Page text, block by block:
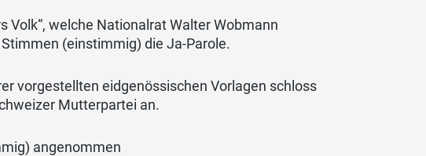
Volk“, welche Nationalrat Walter Wobmann
(einstimmig) die Ja-Parole.
vorgestellten eidgenössischen Vorlagen schloss
Mutterpartei an.
angenommen